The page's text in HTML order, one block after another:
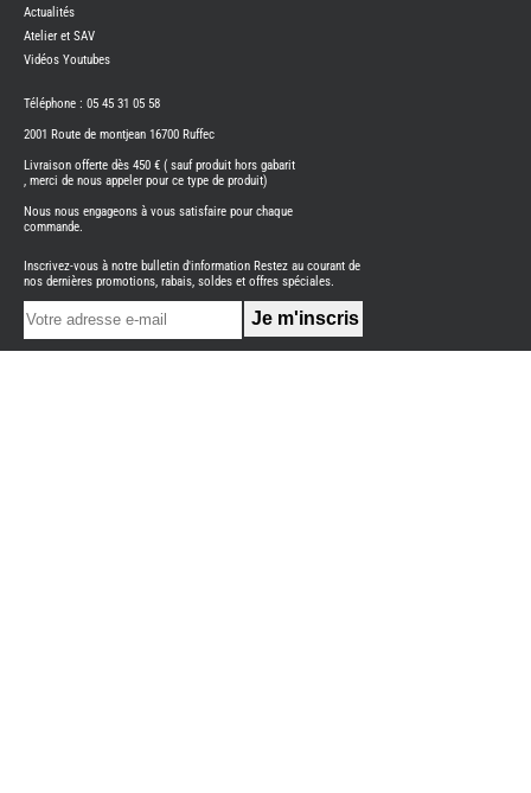
CAMPING-
ITINEO
CAMPING-
OCCASION
CARADO
NEUFS
FOURGON
BENIMAR
FOURGON
Actualités
Atelier et SAV
Vidéos Youtubes
Téléphone : 05 45 31 05 58
2001 Route de montjean 16700 Ruffec
Livraison offerte dès 450 € ( sauf produit hors gabarit
, merci de nous appeler pour ce type de produit)
Nous nous engageons à vous satisfaire pour chaque
commande.
Inscrivez-vous à notre bulletin d'information Restez au courant de
nos dernières promotions, rabais, soldes et offres spéciales.